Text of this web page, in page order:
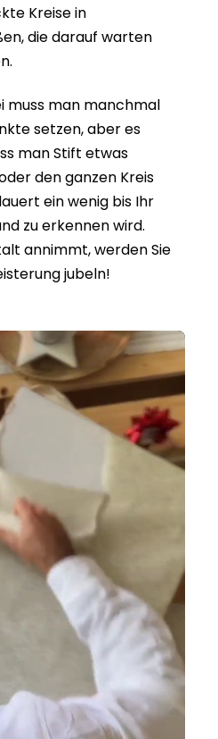
Kreise in
die darauf warten
muss man manchmal
setzen, aber es
man Stift etwas
den ganzen Kreis
ein wenig bis Ihr
zu erkennen wird.
annimmt, werden Sie
jubeln!